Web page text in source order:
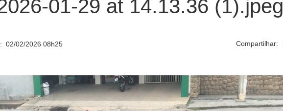
01-29 at 14.13.36 (1).jpeg
02/02/2026 08h25 Compartilhar: